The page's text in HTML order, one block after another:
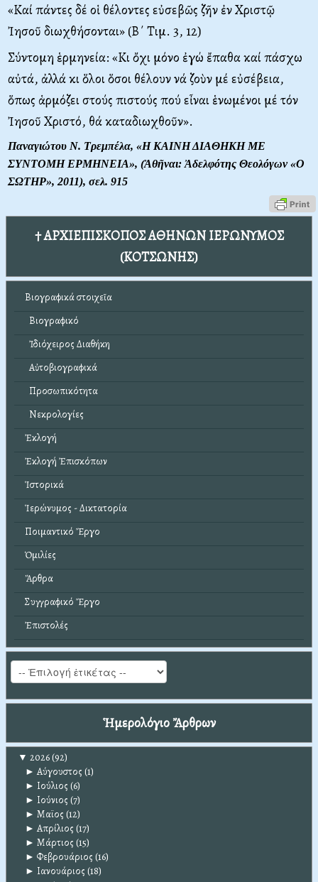
«Καί πάντες δέ οἱ θέλοντες εὐσεβῶς ζῆν ἐν Χριστῷ
Ἰησοῦ διωχθήσονται» (Β΄ Τιμ. 3, 12)
Σύντομη ἑρμηνεία: «Κι ὄχι μόνο ἐγώ ἔπαθα καί πάσχω
αὐτά, ἀλλά κι ὅλοι ὅσοι θέλουν νά ζοὺν μέ εὐσέβεια,
ὅπως ἁρμόζει στούς πιστούς πού εἶναι ἑνωμένοι μέ τόν
Ἰησοῦ Χριστό, θά καταδιωχθοῦν».
Παναγιώτου Ν. Τρεμπέλα, «Η ΚΑΙΝΗ ΔΙΑΘΗΚΗ ΜΕ
ΣΥΝΤΟΜΗ ΕΡΜΗΝΕΙΑ», (Ἀθῆναι: Ἀδελφότης Θεολόγων «Ο
ΣΩΤΗΡ», 2011), σελ. 915
† ΑΡΧΙΕΠΙΣΚΟΠΟΣ ΑΘΗΝΩΝ ΙΕΡΩΝΥΜΟΣ
(ΚΟΤΣΩΝΗΣ)
Βιογραφικά στοιχεῖα
Βιογραφικό
Ἰδιόχειρος Διαθήκη
Αὐτοβιογραφικά
Προσωπικότητα
Νεκρολογίες
Ἐκλογή
Ἐκλογή Ἐπισκόπων
Ἱστορικά
Ἱερώνυμος - Δικτατορία
Ποιμαντικό Ἔργο
Ὁμιλίες
Ἄρθρα
Συγγραφικό Ἔργο
Ἐπιστολές
Ἡμερολόγιο Ἄρθρων
▼ 2026(92)
► Αύγουστος (1)
► Ιούλιος (6)
► Ιούνιος (7)
► Μαϊος (12)
► Απρίλιος (17)
► Μάρτιος (15)
► Φεβρουάριος (16)
► Ιανουάριος (18)